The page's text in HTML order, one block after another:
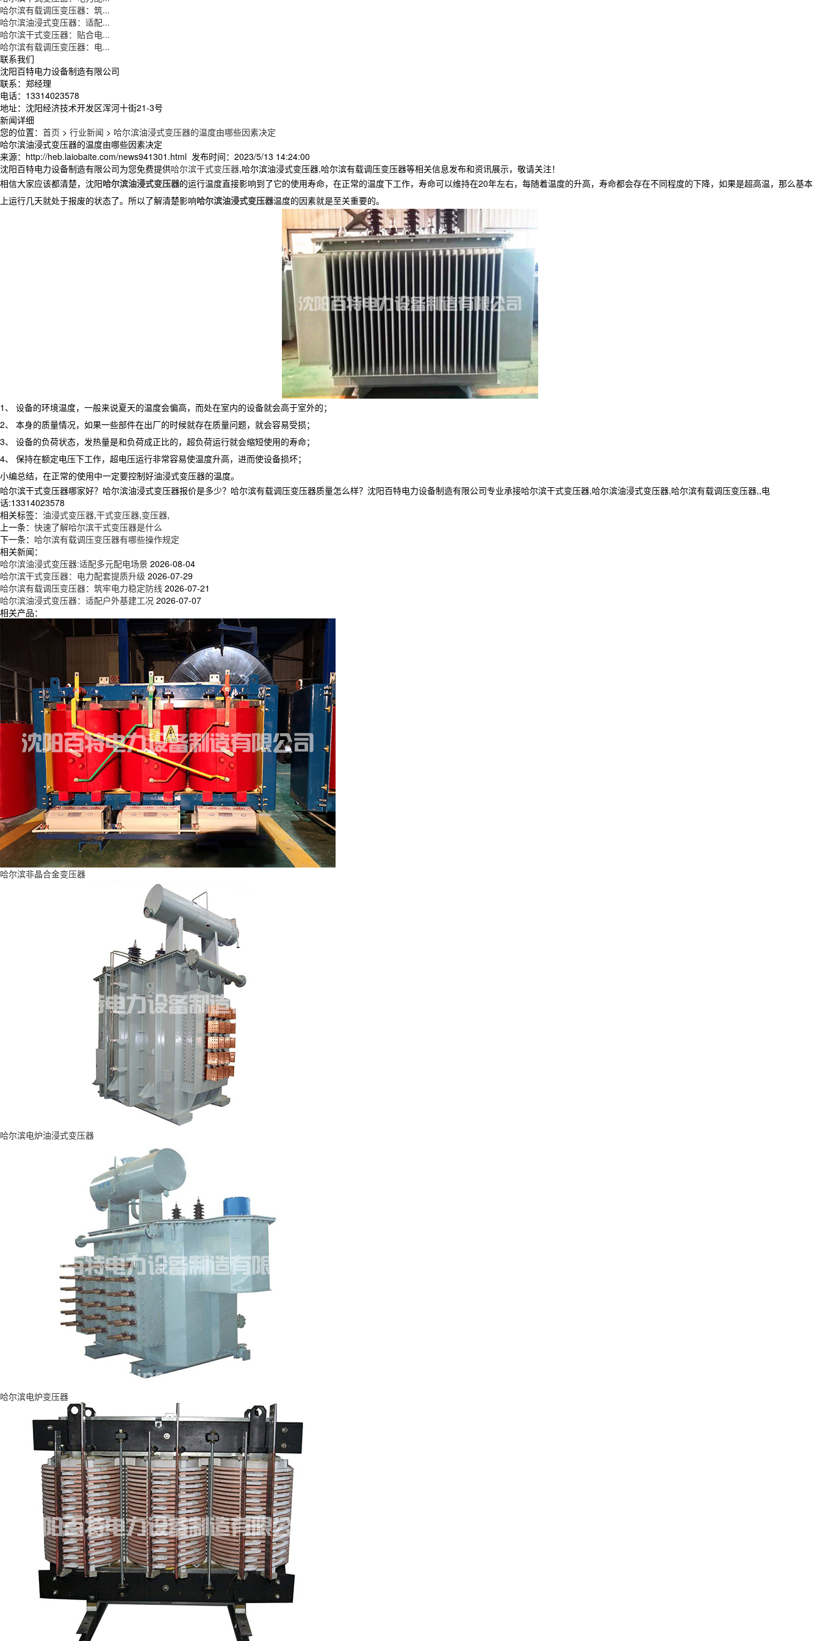
哈尔滨有载调压变压器：筑...
哈尔滨油浸式变压器：适配...
哈尔滨干式变压器：贴合电...
哈尔滨有载调压变压器：电...
联系我们
沈阳百特电力设备制造有限公司
联系：郑经理
电话：13314023578
地址：沈阳经济技术开发区浑河十街21-3号
新闻详细
您的位置： 首页 > 行业新闻 > 哈尔滨油浸式变压器的温度由哪些因素决定
哈尔滨油浸式变压器的温度由哪些因素决定
来源：http://heb.laiobaite.com/news941301.html 发布时间：2023/5/13 14:24:00
沈阳百特电力设备制造有限公司为您免费提供哈尔滨干式变压器,哈尔滨油浸式变压器,哈尔滨有载调压变压器等相关信息发布和资讯展示，敬请关注！
相信大家应该都清楚，沈阳哈尔滨油浸式变压器的运行温度直接影响到了它的使用寿命，在正常的温度下工作，寿命可以维持在20年左右，每随着温度的升高，寿命都会存在不同程度的下降，如果是超高温，那么基本
上运行几天就处于报废的状态了。所以了解清楚影响哈尔滨油浸式变压器温度的因素就是至关重要的。
1、 设备的环境温度，一般来说夏天的温度会偏高，而处在室内的设备就会高于室外的；
2、 本身的质量情况，如果一些部件在出厂的时候就存在质量问题，就会容易受损；
3、 设备的负荷状态，发热量是和负荷成正比的，超负荷运行就会缩短使用的寿命；
4、 保持在额定电压下工作，超电压运行非常容易使温度升高，进而使设备损坏；
小编总结，在正常的使用中一定要控制好油浸式变压器的温度。
哈尔滨干式变压器哪家好？哈尔滨油浸式变压器报价是多少？哈尔滨有载调压变压器质量怎么样？沈阳百特电力设备制造有限公司专业承接哈尔滨干式变压器,哈尔滨油浸式变压器,哈尔滨有载调压变压器,,电
话:13314023578
相关标签： 油浸式变压器,干式变压器,变压器,
上一条： 快速了解哈尔滨干式变压器是什么
下一条： 哈尔滨有载调压变压器有哪些操作规定
相关新闻：
哈尔滨油浸式变压器:适配多元配电场景 2026-08-04
哈尔滨干式变压器：电力配套提质升级 2026-07-29
哈尔滨有载调压变压器：筑牢电力稳定防线 2026-07-21
哈尔滨油浸式变压器：适配户外基建工况 2026-07-07
相关产品：
哈尔滨非晶合金变压器
哈尔滨电炉油浸式变压器
哈尔滨电炉变压器